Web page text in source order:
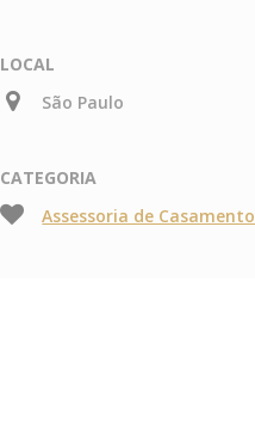
LOCAL
São Paulo
CATEGORIA
Assessoria de Casamento